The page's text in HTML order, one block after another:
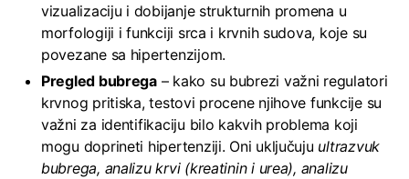
vizualizaciju i dobijanje strukturnih promena u
morfologiji i funkciji srca i krvnih sudova, koje su
povezane sa hipertenzijom.
Pregled bubrega– kako su bubrezi važni regulatori
krvnog pritiska, testovi procene njihove funkcije su
važni za identifikaciju bilo kakvih problema koji
mogu doprineti hipertenziji. Oni uključuju ultrazvuk
bubrega, analizu krvi (kreatinin i urea), analizu